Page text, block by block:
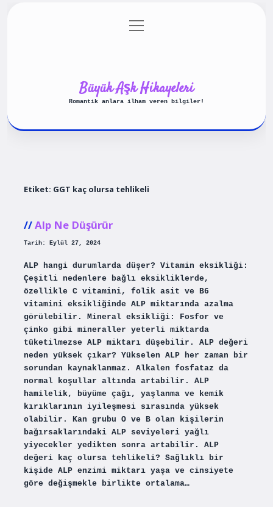
Gizlilik Politikası
menüyü
aç
Büyük Aşk Hikayeleri
Romantik anlara ilham veren bilgiler!
Etiket: GGT kaç olursa tehlikeli
Alp Ne Düşürür
Tarih: Eylül 27, 2024
ALP hangi durumlarda düşer? Vitamin eksikliği:
Çeşitli nedenlere bağlı eksikliklerde,
özellikle C vitamini, folik asit ve B6
vitamini eksikliğinde ALP miktarında azalma
görülebilir. Mineral eksikliği: Fosfor ve
çinko gibi mineraller yeterli miktarda
tüketilmezse ALP miktarı düşebilir. ALP değeri
neden yüksek çıkar? Yükselen ALP her zaman bir
sorundan kaynaklanmaz. Alkalen fosfataz da
normal koşullar altında artabilir. ALP
hamilelik, büyüme çağı, yaşlanma ve kemik
kırıklarının iyileşmesi sırasında yüksek
olabilir. Kan grubu O ve B olan kişilerin
bağırsaklarındaki ALP seviyeleri yağlı
yiyecekler yedikten sonra artabilir. ALP
değeri kaç olursa tehlikeli? Sağlıklı bir
kişide ALP enzimi miktarı yaşa ve cinsiyete
göre değişmekle birlikte ortalama…